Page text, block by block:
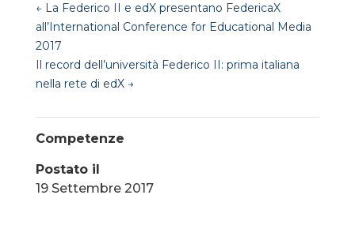
←La Federico II e edX presentano FedericaX
all’International Conference for Educational Media
2017
Il record dell’università Federico II: prima italiana
nella rete di edX →
Competenze
Postato il
19 Settembre 2017